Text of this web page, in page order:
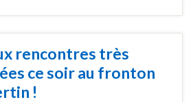
rencontres très
ce soir au fronton
!